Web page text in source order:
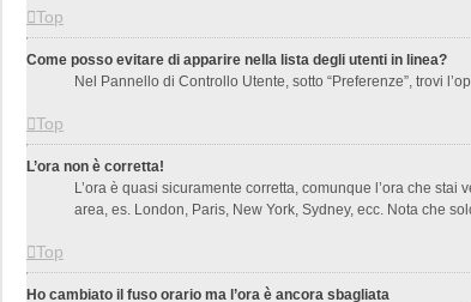
Top
Come posso evitare di apparire nella lista degli utenti in linea?
Nel Pannello di Controllo Utente, sotto “Preferenze”, trovi
Top
L’ora non è corretta!
L’ora è quasi sicuramente corretta, comunque l’ora che
area, es. London, Paris, New York, Sydney, ecc. Nota che
Top
Ho cambiato il fuso orario ma l’ora è ancora sbagliata